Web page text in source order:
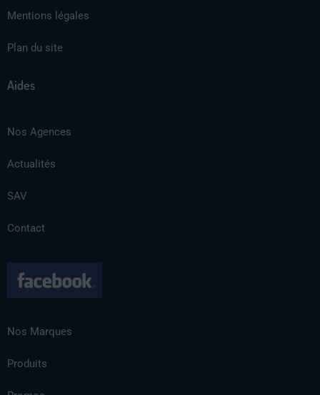
Mentions légales
Plan du site
Aides
Nos Agences
Actualités
SAV
Contact
Nos Marques
Produits